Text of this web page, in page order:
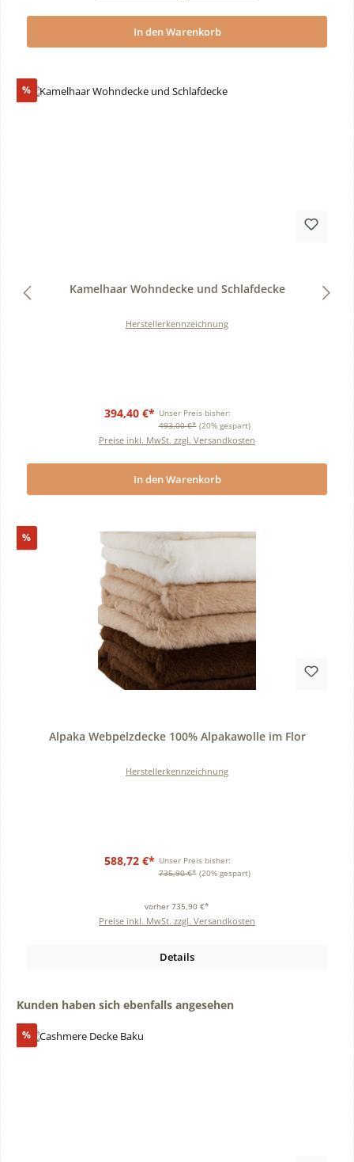
In den Warenkorb
%Rabatt
Kamelhaar Wohndecke und Schlafdecke
Herstellerkennzeichnung
394,40 €* Unser Preis bisher:
493,00 €* (20% gespart)
Preise inkl. MwSt. zzgl. Versandkosten
In den Warenkorb
%Rabatt
Alpaka Webpelzdecke 100% Alpakawolle im Flor
Herstellerkennzeichnung
588,72 €* Unser Preis bisher:
735,90 €* (20% gespart)
vorher 735,90 €*
Preise inkl. MwSt. zzgl. Versandkosten
Details
Produktgalerie überspringen
Kunden haben sich ebenfalls angesehen
%Rabatt